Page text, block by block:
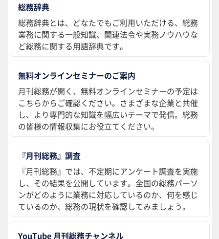
総務辞典
総務辞典とは、どなたでもご利用いただける、総務
業務に関する一般知識、関連法令や実務ノウハウな
ど総務に関する用語辞典です。
無料オンラインセミナーのご案内
月刊総務が開く、無料オンラインセミナーの予定は
こちらからご確認ください。さまざまな企業と共催
し、より専門的な知識を幅広いテーマで発信。総務
の皆様の情報収集にお役立てください。
『月刊総務』調査
『月刊総務』では、不定期にアンケート調査を実施
し、その結果を公開しています。全国の総務パーソ
ンがどのように業務に対応しているのか、何を感じ
ているのか、総務の現状を確認してみましょう。
YouTube 月刊総務チャンネル